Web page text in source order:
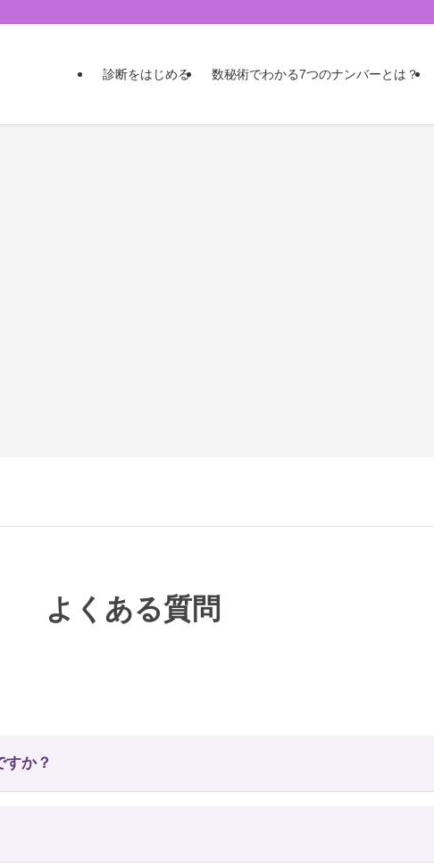
診断をはじめる 数秘術でわかる7つのナンバーとは？
よくある質問
か？